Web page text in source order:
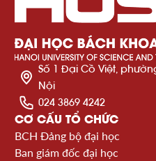
Số 1 Đại Cồ Việt,
Nội
024 3869 4242
CƠ CẤU TỔ CHỨC
BCH Đảng bộ đại học
Ban giám đốc đại học